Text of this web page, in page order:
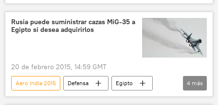
Rusia e India promueven cooperación bilateral
Bangladés
Nepal
Anatoli Punchuk
la India
Rusia
Rusia puede suministrar cazas MiG-35 a
Egipto si desea adquirirlos
20 de febrero 2015, 14:59 GMT
Aero India 2015 Defensa
Egipto
corporación aeronáutica MiG
MiG-35
4 más